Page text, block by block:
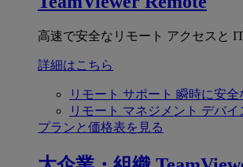
高速で安全なリモート アクセスと IT
詳細はこちら
リモート サポート 瞬時に安全
リモート マネジメント デバイ
プランと価格表を見る